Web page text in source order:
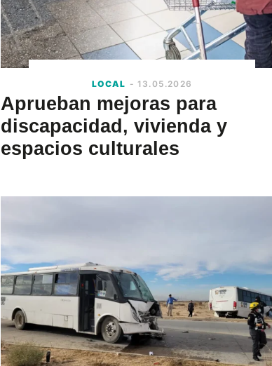
LOCAL - 13.05.2026
Aprueban mejoras para
discapacidad, vivienda y
espacios culturales